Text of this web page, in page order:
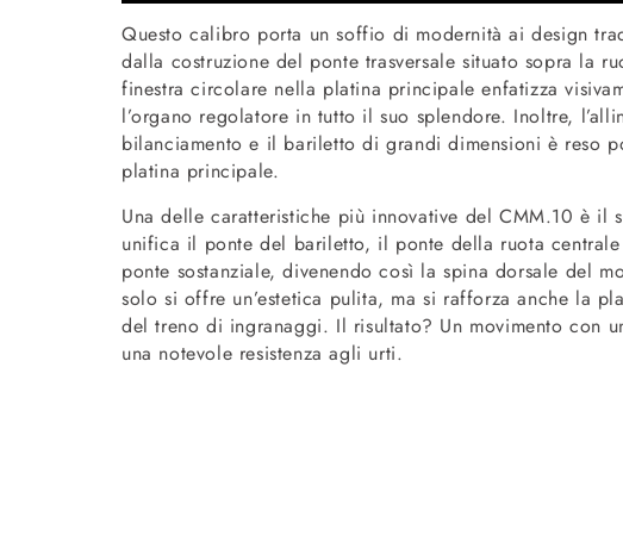
Questo calibro porta un soffio di modernità ai design
dalla costruzione del ponte trasversale situato sopra la
finestra circolare nella platina principale enfatizza
l’organo regolatore in tutto il suo splendore. Inoltre,
bilanciamento e il bariletto di grandi dimensioni è reso
platina principale.
Una delle caratteristiche più innovative del CMM.10 è il
unifica il ponte del bariletto, il ponte della ruota
ponte sostanziale, divenendo così la spina dorsale del
solo si offre un’estetica pulita, ma si rafforza anche la
del treno di ingranaggi. Il risultato? Un movimento con
una notevole resistenza agli urti.